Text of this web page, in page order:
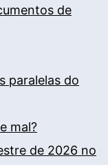
de
paralelas do
mal?
de 2026 no